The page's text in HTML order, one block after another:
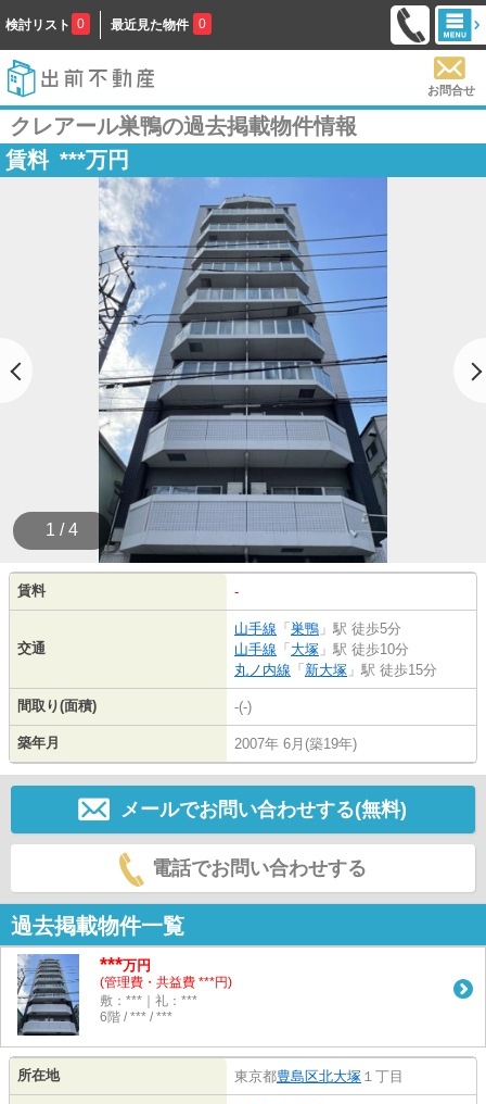
検討リスト 0 最近見た物件 0
お問合せ
クレアール巣鴨の過去掲載物件情報
賃料 ***万円
1 / 4
賃料 -
交通
山手線 「 巣鴨 」駅 徒歩5分
山手線 「 大塚 」駅 徒歩10分
丸ノ内線 「 新大塚 」駅 徒歩15分
間取り(面積) -(-)
築年月 2007年 6月(築19年)
メールでお問い合わせする(無料)
電話でお問い合わせする
過去掲載物件一覧
***万円
(管理費・共益費 ***円)
敷：***｜礼：***
6階 / *** / ***
所在地 東京都豊島区北大塚 １丁目